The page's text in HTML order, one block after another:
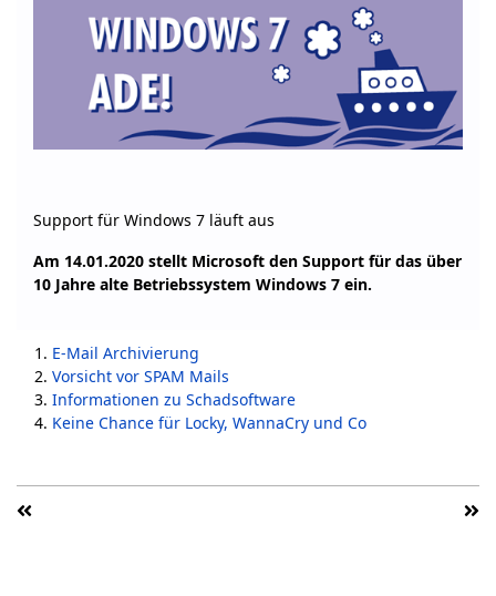
Support für Windows 7 läuft aus
Am 14.01.2020 stellt Microsoft den Support für das über
10 Jahre alte Betriebssystem Windows 7 ein.
E-Mail Archivierung
Vorsicht vor SPAM Mails
Informationen zu Schadsoftware
Keine Chance für Locky, WannaCry und Co